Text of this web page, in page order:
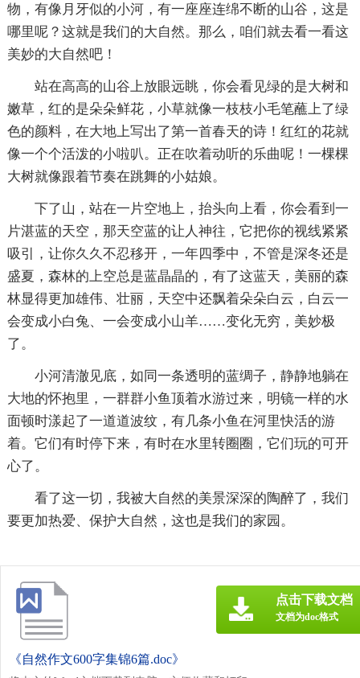
物，有像月牙似的小河，有一座座连绵不断的山谷，这是
哪里呢？这就是我们的大自然。那么，咱们就去看一看这
美妙的大自然吧！
站在高高的山谷上放眼远眺，你会看见绿的是大树和
嫩草，红的是朵朵鲜花，小草就像一枝枝小毛笔蘸上了绿
色的颜料，在大地上写出了第一首春天的诗！红红的花就
像一个个活泼的小啦叭。正在吹着动听的乐曲呢！一棵棵
大树就像跟着节奏在跳舞的小姑娘。
下了山，站在一片空地上，抬头向上看，你会看到一
片湛蓝的天空，那天空蓝的让人神往，它把你的视线紧紧
吸引，让你久久不忍移开，一年四季中，不管是深冬还是
盛夏，森林的上空总是蓝晶晶的，有了这蓝天，美丽的森
林显得更加雄伟、壮丽，天空中还飘着朵朵白云，白云一
会变成小白兔、一会变成小山羊……变化无穷，美妙极
了。
小河清澈见底，如同一条透明的蓝绸子，静静地躺在
大地的怀抱里，一群群小鱼顶着水游过来，明镜一样的水
面顿时漾起了一道道波纹，有几条小鱼在河里快活的游
着。它们有时停下来，有时在水里转圈圈，它们玩的可开
心了。
看了这一切，我被大自然的美景深深的陶醉了，我们
要更加热爱、保护大自然，这也是我们的家园。
《自然作文600字集锦6篇.doc》
点击下载文档
文档为doc格式